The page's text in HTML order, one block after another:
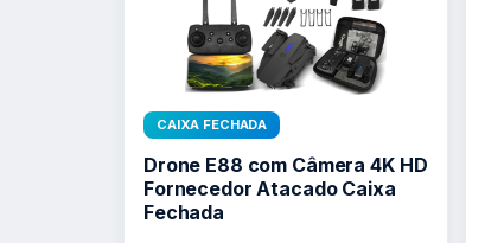
CAIXA FECHADA
Drone E88 com Câmera 4K HD
Fornecedor Atacado Caixa
Fechada